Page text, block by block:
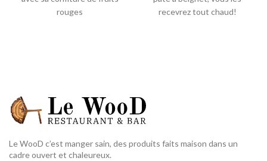
rouges
recevrez tout chaud!
Le WooD c’est manger sain, des produits faits maison dans un
cadre ouvert et chaleureux.